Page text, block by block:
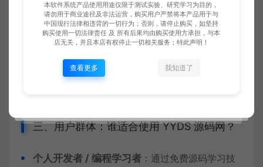
省 60% 以上的成本；
定制化服务：针对企业特殊需求，平台可对接合
作开发团队，提供基于现有源码的二次开发定制服
三、用户群体：谁适合使用 YYDS 源码网？
个人开发者 / 编程学习者 ：通过免费源码学习技
本软件系统产品使用用途仅限于测试实验、研究学习为目的，
请勿用于商业途径及非法运营，购买用户严禁将本产品用于与
中国现行法律相违背的一切行为；否则，请停止购买，如坚持
购买使用一切法律责任 及 所有后果均由购买使用方承担，与本
店无关，并且本店有权停止一切相关服务；特此声明！
查看更多 我知道了